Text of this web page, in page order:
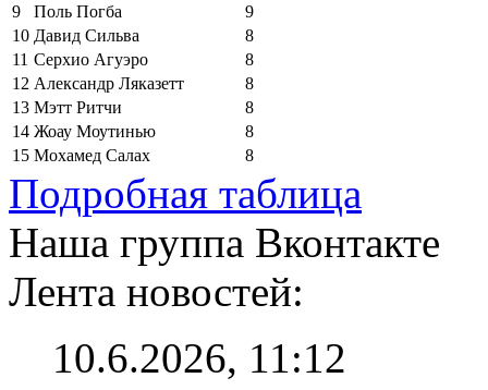
9
Поль Погба
9
10 Давид Сильва
8
11 Серхио Агуэро
8
12 Александр Ляказетт
8
13 Мэтт Ритчи
8
14 Жоау Моутинью
8
15 Мохамед Салах 8
Подробная таблица
Наша группа Вконтакте
Лента новостей:
10.6.2026, 11:12